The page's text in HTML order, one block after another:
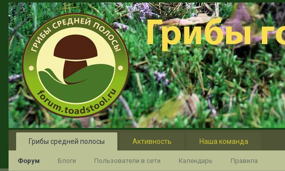
Грибы средней полосы
Форум Блоги Пользователи в сети Календарь Правила
Активность Наша команда